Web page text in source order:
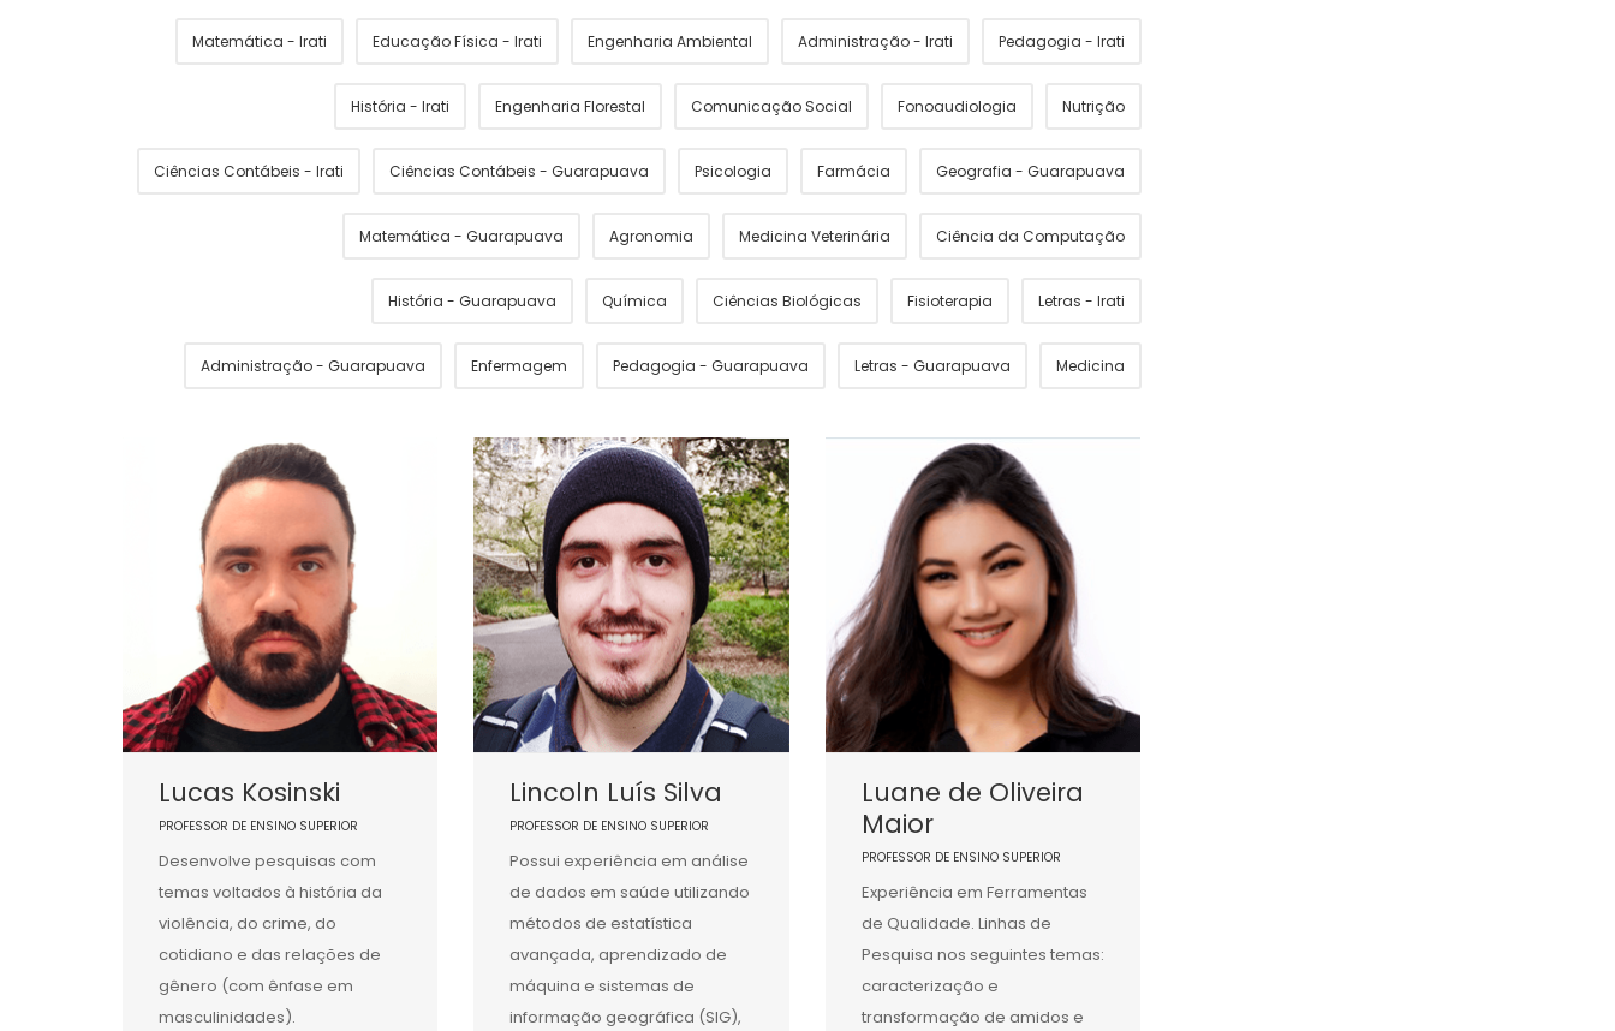
Matemática - Irati Educação Física - Irati Engenharia Ambiental Administração - Irati Pedagogia - Irati
História - Irati Engenharia Florestal Comunicação Social Fonoaudiologia Nutrição
Ciências Contábeis - Irati Ciências Contábeis - Guarapuava Psicologia Farmácia Geografia - Guarapuava
Matemática - Guarapuava Agronomia Medicina Veterinária Ciência da Computação
História - Guarapuava Química Ciências Biológicas Fisioterapia Letras - Irati
Administração - Guarapuava Enfermagem Pedagogia - Guarapuava Letras - Guarapuava Medicina
Lucas Kosinski
PROFESSOR DE ENSINO SUPERIOR
Desenvolve pesquisas com
temas voltados à história da
violência, do crime, do
cotidiano e das relações de
gênero (com ênfase em
masculinidades).
Lincoln Luís Silva
PROFESSOR DE ENSINO SUPERIOR
Possui experiência em análise
de dados em saúde utilizando
métodos de estatística
avançada, aprendizado de
máquina e sistemas de
informação geográfica (SIG),
Luane de Oliveira
Maior
PROFESSOR DE ENSINO SUPERIOR
Experiência em Ferramentas
de Qualidade. Linhas de
Pesquisa nos seguintes temas:
caracterização e
transformação de amidos e